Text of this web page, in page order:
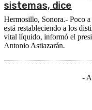
sistemas, dice
Hermosillo, Sonora.- Poco
está restableciendo a los
vital líquido, informó el
Antonio Astiazarán.
-